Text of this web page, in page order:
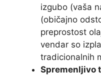
izgubo (vaša
(običajno
preprostost
vendar so
tradicionalnih
Spremenljivo